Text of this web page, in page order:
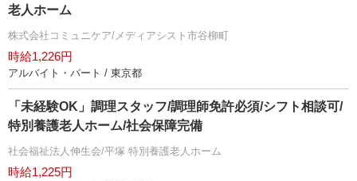
老人ホーム
株式会社コミュニケア/メディアシスト市谷柳町
時給1,226円
アルバイト・パート / 東京都
「未経験OK」調理スタッフ/調理師免許必須/シフト相談可/
特別養護老人ホーム/社会保障完備
社会福祉法人伸生会/平塚 特別養護老人ホーム
時給1,225円